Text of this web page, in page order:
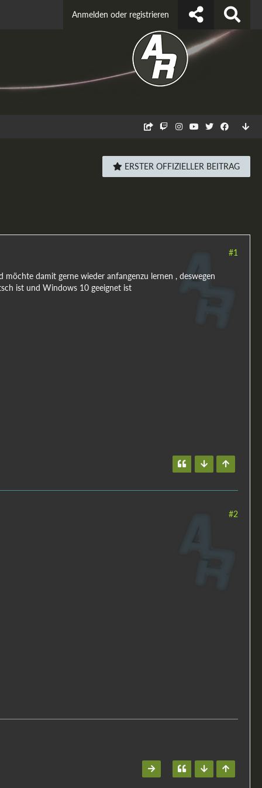
Anmelden oder registrieren
ERSTER OFFIZIELLER BEITRAG
#1
damit gerne wieder anfangenzu lernen , deswegen
ist und Windows 10 geeignet ist
#2